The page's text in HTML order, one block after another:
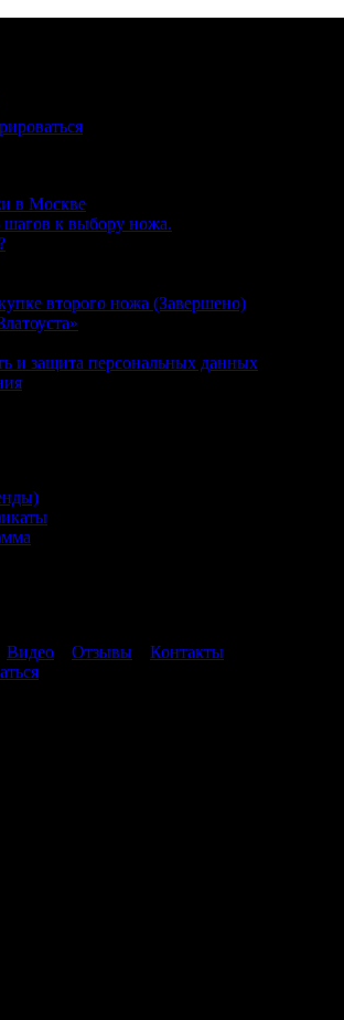
в Москве
к выбору ножа.
второго ножа (Завершено)
и защита персональных данных
Видео Отзывы
Контакты